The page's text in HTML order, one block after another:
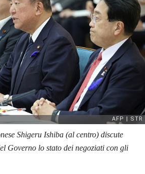
Shigeru Ishiba (al centro) discute
Governo lo stato dei negoziati con gli